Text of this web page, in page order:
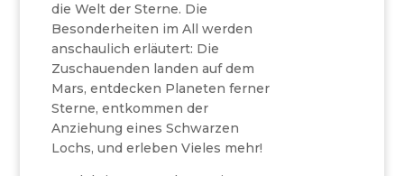
die Welt der Sterne. Die
Besonderheiten im All werden
anschaulich erläutert: Die
Zuschauenden landen auf dem
Mars, entdecken Planeten ferner
Sterne, entkommen der
Anziehung eines Schwarzen
Lochs, und erleben Vieles mehr!